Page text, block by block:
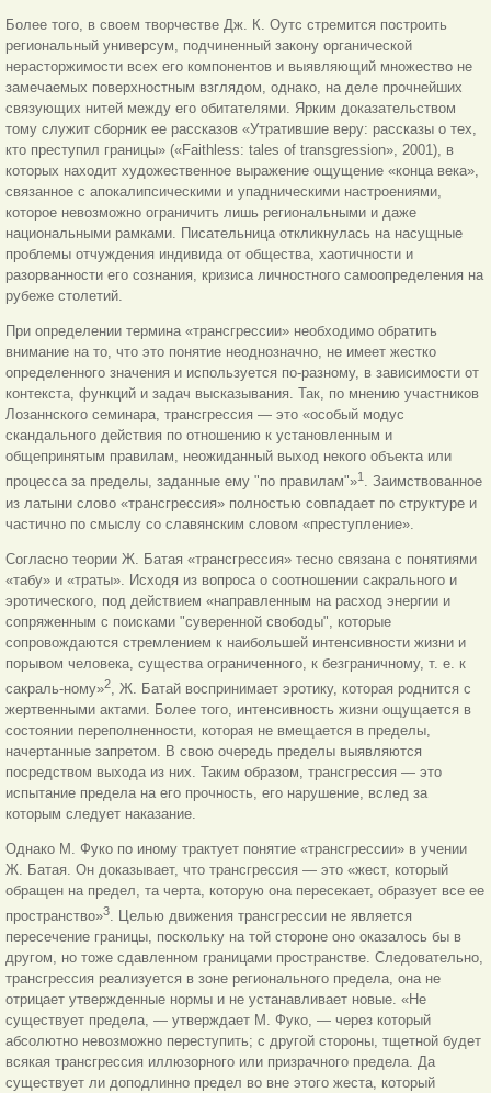
Более того, в своем творчестве Дж. К. Оутс стремится построить
региональный универсум, подчиненный закону органической
нерасторжимости всех его компонентов и выявляющий множество не
замечаемых поверхностным взглядом, однако, на деле прочнейших
связующих нитей между его обитателями. Ярким доказательством
тому служит сборник ее рассказов «Утратившие веру: рассказы о тех,
кто преступил границы» («Faithless: tales of transgression», 2001), в
которых находит художественное выражение ощущение «конца века»,
связанное с апокалипсическими и упадническими настроениями,
которое невозможно ограничить лишь региональными и даже
национальными рамками. Писательница откликнулась на насущные
проблемы отчуждения индивида от общества, хаотичности и
разорванности его сознания, кризиса личностного самоопределения на
рубеже столетий.
При определении термина «трансгрессии» необходимо обратить
внимание на то, что это понятие неоднозначно, не имеет жестко
определенного значения и используется по-разному, в зависимости от
контекста, функций и задач высказывания. Так, по мнению участников
Лозаннского семинара, трансгрессия — это «особый модус
скандального действия по отношению к установленным и
общепринятым правилам, неожиданный выход некого объекта или
процесса за пределы, заданные ему "по правилам"»1 . Заимствованное
из латыни слово «трансгрессия» полностью совпадает по структуре и
частично по смыслу со славянским словом «преступление».
Согласно теории Ж. Батая «трансгрессия» тесно связана с понятиями
«табу» и «траты». Исходя из вопроса о соотношении сакрального и
эротического, под действием «направленным на расход энергии и
сопряженным с поисками "суверенной свободы", которые
сопровождаются стремлением к наибольшей интенсивности жизни и
порывом человека, существа ограниченного, к безграничному, т. е. к
сакраль-ному»2, Ж. Батай воспринимает эротику, которая роднится с
жертвенными актами. Более того, интенсивность жизни ощущается в
состоянии переполненности, которая не вмещается в пределы,
начертанные запретом. В свою очередь пределы выявляются
посредством выхода из них. Таким образом, трансгрессия — это
испытание предела на его прочность, его нарушение, вслед за
которым следует наказание.
Однако М. Фуко по иному трактует понятие «трансгрессии» в учении
Ж. Батая. Он доказывает, что трансгрессия — это «жест, который
обращен на предел, та черта, которую она пересекает, образует все ее
пространство»3. Целью движения трансгрессии не является
пересечение границы, поскольку на той стороне оно оказалось бы в
другом, но тоже сдавленном границами пространстве. Следовательно,
трансгрессия реализуется в зоне регионального предела, она не
отрицает утвержденные нормы и не устанавливает новые. «Не
существует предела, — утверждает М. Фуко, — через который
абсолютно невозможно переступить; с другой стороны, тщетной будет
всякая трансгрессия иллюзорного или призрачного предела. Да
существует ли доподлинно предел во вне этого жеста, который